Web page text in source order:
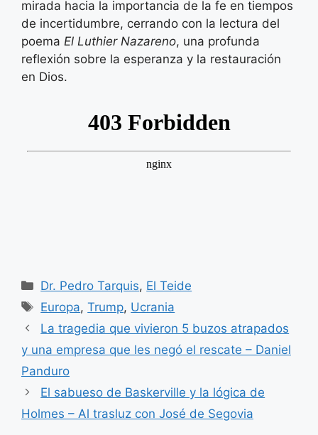
mirada hacia la importancia de la fe en tiempos
de incertidumbre, cerrando con la lectura del
poema El Luthier Nazareno, una profunda
reflexión sobre la esperanza y la restauración
en Dios.
Categorías
Dr. Pedro Tarquis, El Teide
Etiquetas
Europa,Trump, Ucrania
La tragedia que vivieron 5 buzos atrapados
y una empresa que les negó el rescate – Daniel
Panduro
El sabueso de Baskerville y la lógica de
Holmes – Al trasluz con José de Segovia